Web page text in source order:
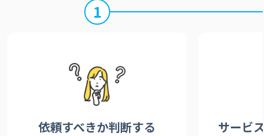
1
依頼すべきか判断する サービ